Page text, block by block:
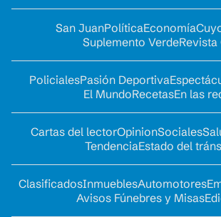
San JuanPolíticaEconomía
Suplemento VerdeRevista
PolicialesPasión Deportiva
El MundoRecetasEn las
Cartas del lectorOpinionSociales
TendenciaEstado del
ClasificadosInmueblesAutomotores
Avisos Fúnebres y Misas